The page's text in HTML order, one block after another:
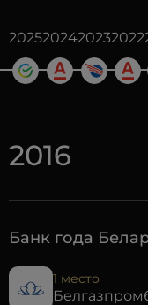
2025202420232022
2016
Банк года
1 место